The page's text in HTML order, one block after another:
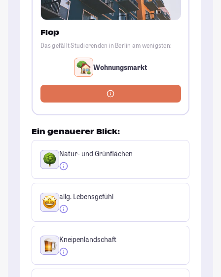
Flop
Das gefällt Studierenden in Berlin am wenigsten:
Wohnungsmarkt
Ein genauerer Blick:
Natur- und Grünflächen
allg. Lebensgefühl
Kneipenlandschaft